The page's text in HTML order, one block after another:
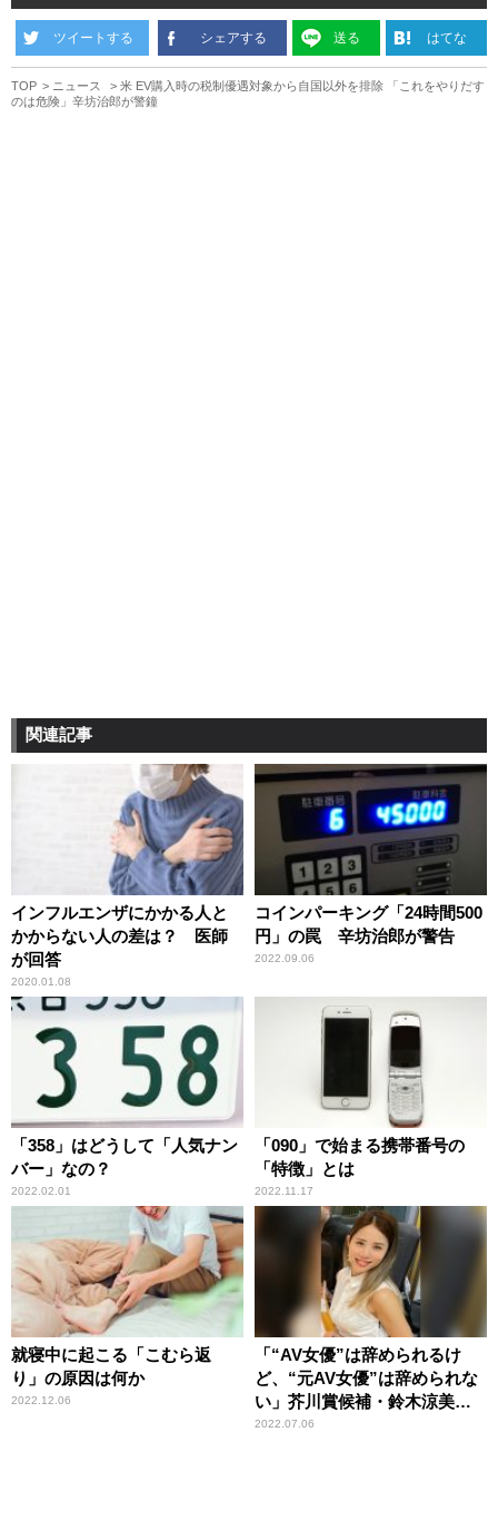
ツイートする シェアする 送る はてな
TOP ニュース
米 EV購入時の税制優遇対象から自国以外を排除 「これをやりだす
のは危険」辛坊治郎が警鐘
関連記事
インフルエンザにかかる人と
かからない人の差は？ 医師
が回答
2020.01.08
コインパーキング「24時間500
円」の罠 辛坊治郎が警告
2022.09.06
「358」はどうして「人気ナン
バー」なの？
2022.02.01
「090」で始まる携帯番号の
「特徴」とは
2022.11.17
就寝中に起こる「こむら返
り」の原因は何か
2022.12.06
「“AV女優”は辞められるけ
ど、“元AV女優”は辞められな
い」芥川賞候補・鈴木涼美が
経験から考える「AV新法」
2022.07.06